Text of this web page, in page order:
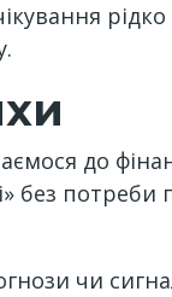
рідко
до
без потреби
чи